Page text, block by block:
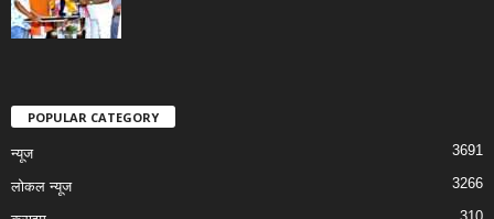
POPULAR CATEGORY
न्यूज 3691
लोकल न्यूज 3266